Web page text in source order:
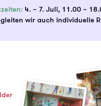
4. – 7. Juli, 11.00 –
wir auch individuelle